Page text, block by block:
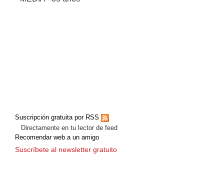
Suscripción gratuita por RSS
Directamente en tu lector de feed
Recomendar web a un amigo
Suscríbete al newsletter gratuito